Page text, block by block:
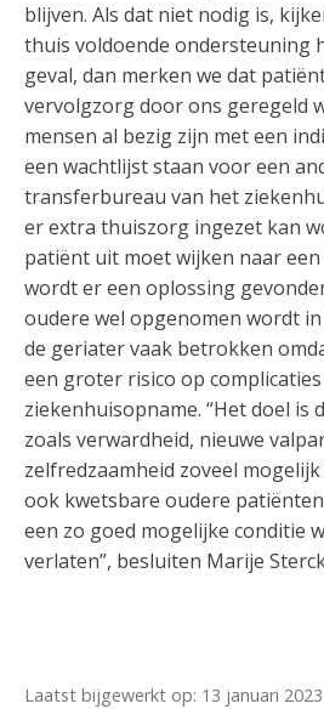
blijven. Als dat niet nodig is,
thuis voldoende ondersteuning
geval, dan merken we dat
vervolgzorg door ons geregeld
mensen al bezig zijn met een
een wachtlijst staan voor een
transferbureau van het
er extra thuiszorg ingezet kan
patiënt uit moet wijken naar een
wordt er een oplossing
oudere wel opgenomen wordt
de geriater vaak betrokken
een groter risico op
ziekenhuisopname. “Het doel is
zoals verwardheid, nieuwe
zelfredzaamheid zoveel
ook kwetsbare oudere
een zo goed mogelijke conditie
verlaten”, besluiten Marije
Laatst bijgewerkt op: 13 januari 2023